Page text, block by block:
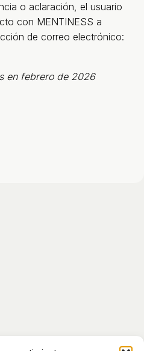
o aclaración, el usuario
con MENTINESS a
de correo electrónico:
en febrero de 2026